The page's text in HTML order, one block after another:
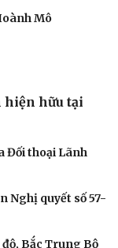
Mô
hiện hữu tại
Đối thoại Lãnh
Nghị quyết số 57-
Bắc Trung Bộ